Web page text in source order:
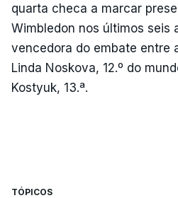
quarta checa a marcar
Wimbledon nos últimos seis
vencedora do embate entre
Linda Noskova, 12.º do
Kostyuk, 13.ª.
TÓPICOS